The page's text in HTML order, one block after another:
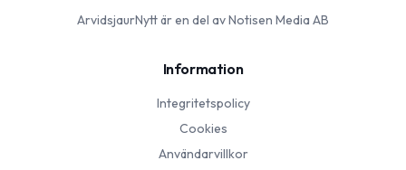
ArvidsjaurNyttär en del av Notisen Media AB
Information
Integritetspolicy
Cookies
Användarvillkor